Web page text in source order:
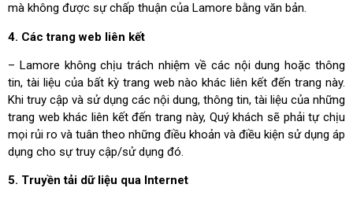
mà không được sự chấp thuận của Lamore bằng văn bản.
4. Các trang web liên kết
– Lamore không chịu trách nhiệm về các nội dung hoặc thông
tin, tài liệu của bất kỳ trang web nào khác liên kết đến trang này.
Khi truy cập và sử dụng các nội dung, thông tin, tài liệu của những
trang web khác liên kết đến trang này, Quý khách sẽ phải tự chịu
mọi rủi ro và tuân theo những điều khoản và điều kiện sử dụng áp
dụng cho sự truy cập/sử dụng đó.
5. Truyền tải dữ liệu qua Internet